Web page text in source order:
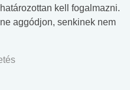
kell fogalmazni.
aggódjon, senkinek nem